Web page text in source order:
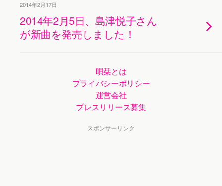
2014年2月17日
2014年2月5日、島津悦子さん
が新曲を発売しました！
唄栞とは
プライバシーポリシー
運営会社
プレスリリース募集
スポンサーリンク